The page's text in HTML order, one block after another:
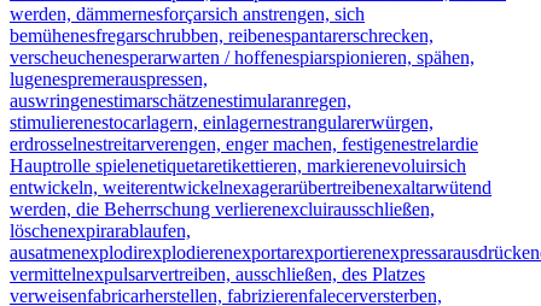
werden, dämmernesforçarsich anstrengen, sich
bemühenesfregarschrubben, reibenespantarerschrecken,
verscheuchenesperarwarten / hoffenespiarspionieren, spähen,
lugenespremerauspressen,
auswringenestimarschätzenestimularanregen,
stimulierenestocarlagern, einlagernestrangularerwürgen,
erdrosselnestreitarverengen, enger machen, festigenestrelardie
Hauptrolle spielenetiquetaretikettieren, markierenevoluirsich
entwickeln, weiterentwickelnexagerarübertreibenexaltarwütend
werden, die Beherrschung verlierenexcluirausschließen,
löschenexpirarablaufen,
ausatmenexplodirexplodierenexportarexportierenexpressarausdrücken
vermittelnexpulsarvertreiben, ausschließen, des Platzes
verweisenfabricarherstellen, fabrizierenfalecerversterben,